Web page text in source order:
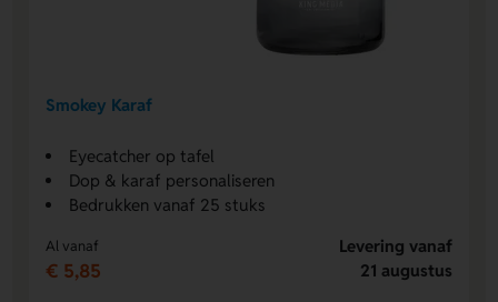
Smokey Karaf
Eyecatcher op tafel
Dop & karaf personaliseren
Bedrukken vanaf 25 stuks
Al vanaf
€ 5,85
Levering vanaf
21 augustus